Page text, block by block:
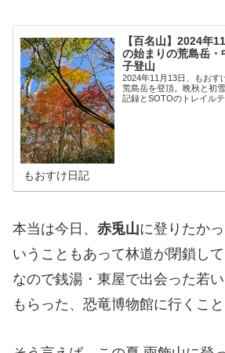
【百名山】2024年
の始まりの荒島岳
子登山
2024年11月13日、もおす
荒島岳を登頂。晩秋と初
記録とSOTOのトレイルテ
もおすけ日記
本当は今日、 赤兎山に登りたか
いうこともあって林道が閉鎖して
なので銭湯・東屋で出会った若
もらった、恐竜博物館に行くこと